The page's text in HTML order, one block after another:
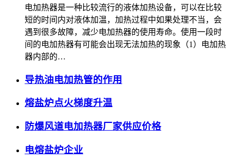
电加热器是一种比较流行的液体加热设备，可以在比较
短的时间内对液体加温，加热过程中如果处理不当，会
遇到很多故障，减少电加热器的使用寿命。使用一段时
间的电加热器有可能会出现无法加热的现象（1）电加热
器内部的…
导热油电加热管的作用
熔盐炉点火梯度升温
防爆风道电加热器厂家供应价格
电熔盐炉企业